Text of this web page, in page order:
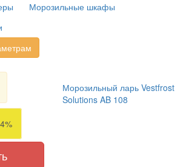
Морозильные шкафы
Морозильный ларь Vestfrost
Solutions AB 108